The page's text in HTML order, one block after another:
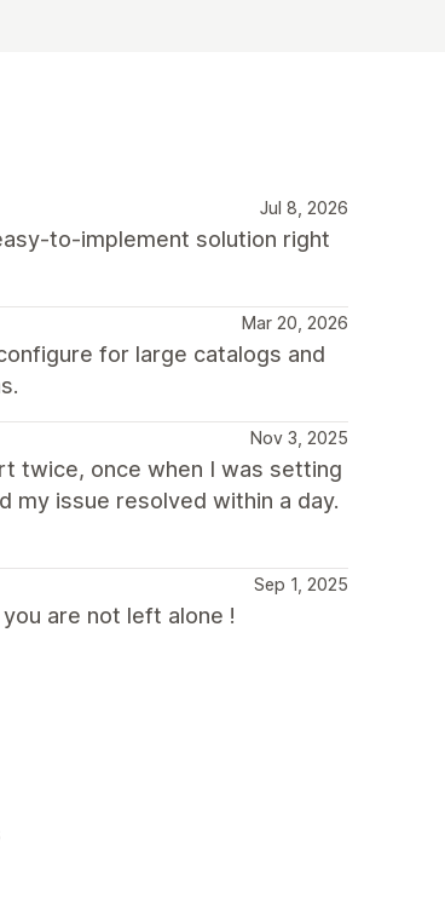
Jul 8, 2026
to-implement solution right
Mar 20, 2026
for large catalogs and
Nov 3, 2025
twice, once when I was setting
my issue resolved within a day.
Sep 1, 2025
are not left alone !